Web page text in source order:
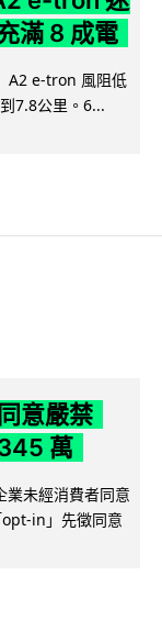
滿 8 成電
A2 e-tron 風阻低
7.8公里。6...
意嚴禁
萬
業未經消費者同意
in」先徵同意